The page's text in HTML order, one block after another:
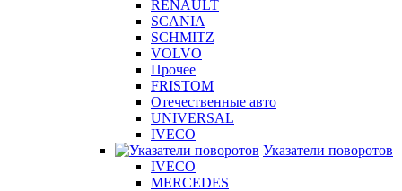
RENAULT
SCANIA
SCHMITZ
VOLVO
Прочее
FRISTOM
Отечественные авто
UNIVERSAL
IVECO
Указатели поворотов
IVECO
MERCEDES